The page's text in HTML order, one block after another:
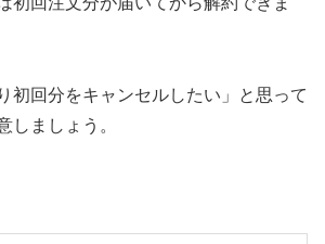
初回分をキャンセルしたい」と思って
しましょう。